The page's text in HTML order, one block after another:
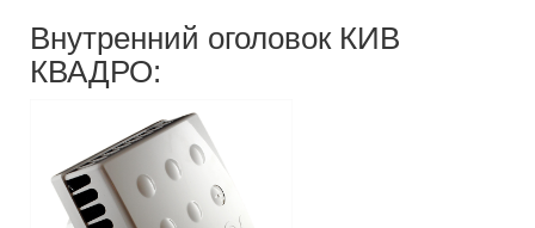
Внутренний оголовок КИВ
КВАДРО: